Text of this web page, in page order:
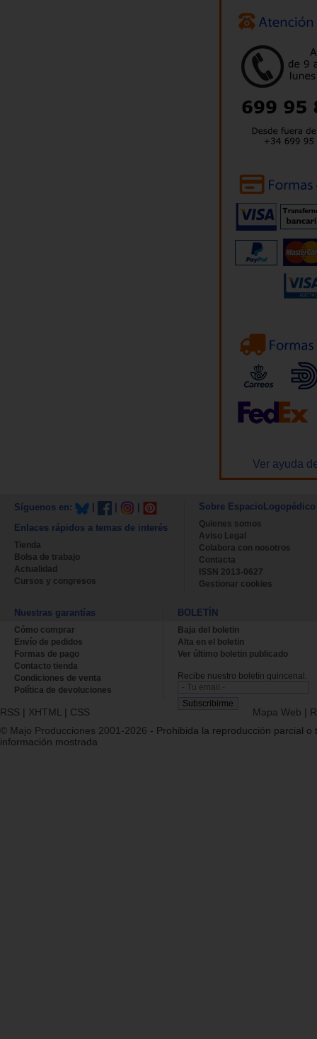
Ver ayuda
Síguenos en:
Enlaces rápidos a temas de interés
Tienda
Bolsa de trabajo
Actualidad
Cursos y congresos
Sobre EspacioLogopédico
Quienes somos
Aviso Legal
Colabora con nosotros
Contacta
ISSN 2013-0627
Gestionar cookies
Nuestras garantías
Cómo comprar
Envío de pedidos
Formas de pago
Contacto tienda
Condiciones de venta
Política de devoluciones
BOLETÍN
Baja del boletin
Alta en el boletin
Ver último boletin publicado
Recibe nuestro boletín quincenal.
RSS | XHTML | CSS Mapa Web |
© Majo Producciones 2001-2026 - Prohibida la reproducción parcial o
información mostrada